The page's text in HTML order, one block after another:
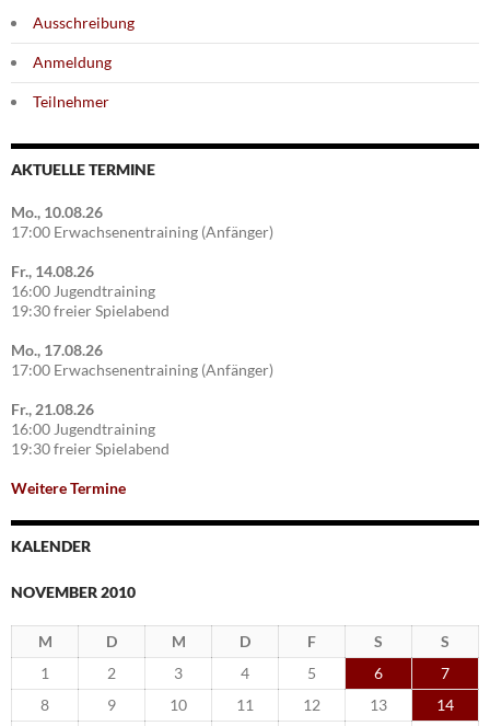
Ausschreibung
Anmeldung
Teilnehmer
AKTUELLE TERMINE
Mo., 10.08.26
17:00 Erwachsenentraining (Anfänger)
Fr., 14.08.26
16:00 Jugendtraining
19:30 freier Spielabend
Mo., 17.08.26
17:00 Erwachsenentraining (Anfänger)
Fr., 21.08.26
16:00 Jugendtraining
19:30 freier Spielabend
Weitere Termine
KALENDER
NOVEMBER 2010
M D M D F S
S
1
2 3 4 5 6
7
8
9 10 11 12 13
14